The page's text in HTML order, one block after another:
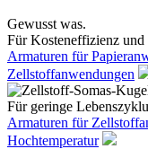
Gewusst was.
Für Kosteneffizienz und
Armaturen für
Zellstoffanwendungen
Für geringe
Armaturen für
Hochtemperatur